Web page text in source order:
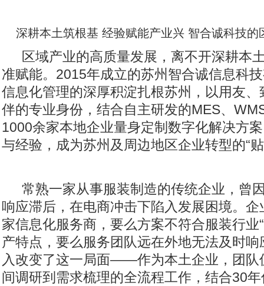
深耕本土筑根基 经验赋能产业兴 智合诚科技的
区域产业的高质量发展，离不开深耕本
准赋能。2015年成立的苏州智合诚信息科
信息化管理的深厚积淀扎根苏州，以用友
伴的专业身份，结合自主研发的MES、
1000余家本地企业量身定制数字化解决方
与经验，成为苏州及周边地区企业转型的“
常熟一家从事服装制造的传统企业，曾
响应滞后，在电商冲击下陷入发展困境。
家信息化服务商，要么方案不符合服装行业
产特点，要么服务团队远在外地无法及时
入改变了这一局面——作为本土企业，团队
间调研到需求梳理的全流程工作，结合30